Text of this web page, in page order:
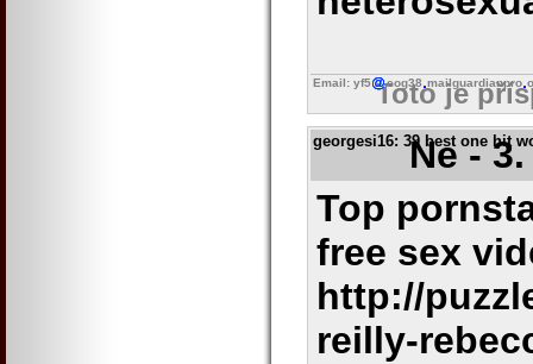
Email: yf5 eog38 mailguardianpro
Toto je
georgesi16: 39 best one hit
Ne -
Top
free sex
http://
reilly-